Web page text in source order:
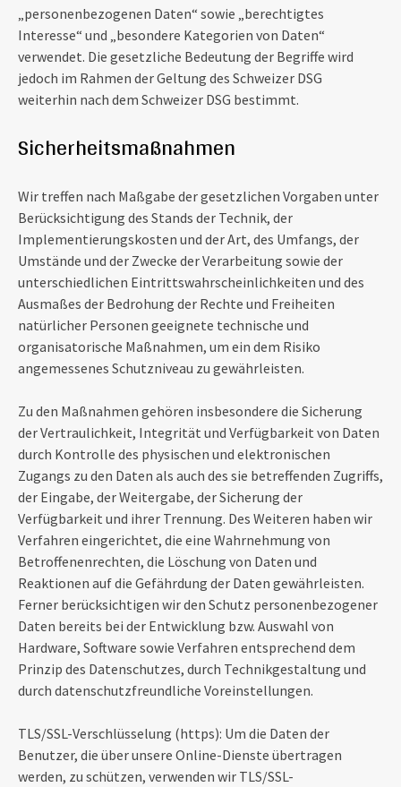
„personenbezogenen Daten“ sowie „berechtigtes
Interesse“ und „besondere Kategorien von Daten“
verwendet. Die gesetzliche Bedeutung der Begriffe wird
jedoch im Rahmen der Geltung des Schweizer DSG
weiterhin nach dem Schweizer DSG bestimmt.
Sicherheitsmaßnahmen
Wir treffen nach Maßgabe der gesetzlichen Vorgaben unter
Berücksichtigung des Stands der Technik, der
Implementierungskosten und der Art, des Umfangs, der
Umstände und der Zwecke der Verarbeitung sowie der
unterschiedlichen Eintrittswahrscheinlichkeiten und des
Ausmaßes der Bedrohung der Rechte und Freiheiten
natürlicher Personen geeignete technische und
organisatorische Maßnahmen, um ein dem Risiko
angemessenes Schutzniveau zu gewährleisten.
Zu den Maßnahmen gehören insbesondere die Sicherung
der Vertraulichkeit, Integrität und Verfügbarkeit von Daten
durch Kontrolle des physischen und elektronischen
Zugangs zu den Daten als auch des sie betreffenden Zugriffs,
der Eingabe, der Weitergabe, der Sicherung der
Verfügbarkeit und ihrer Trennung. Des Weiteren haben wir
Verfahren eingerichtet, die eine Wahrnehmung von
Betroffenenrechten, die Löschung von Daten und
Reaktionen auf die Gefährdung der Daten gewährleisten.
Ferner berücksichtigen wir den Schutz personenbezogener
Daten bereits bei der Entwicklung bzw. Auswahl von
Hardware, Software sowie Verfahren entsprechend dem
Prinzip des Datenschutzes, durch Technikgestaltung und
durch datenschutzfreundliche Voreinstellungen.
TLS/SSL-Verschlüsselung (https): Um die Daten der
Benutzer, die über unsere Online-Dienste übertragen
werden, zu schützen, verwenden wir TLS/SSL-